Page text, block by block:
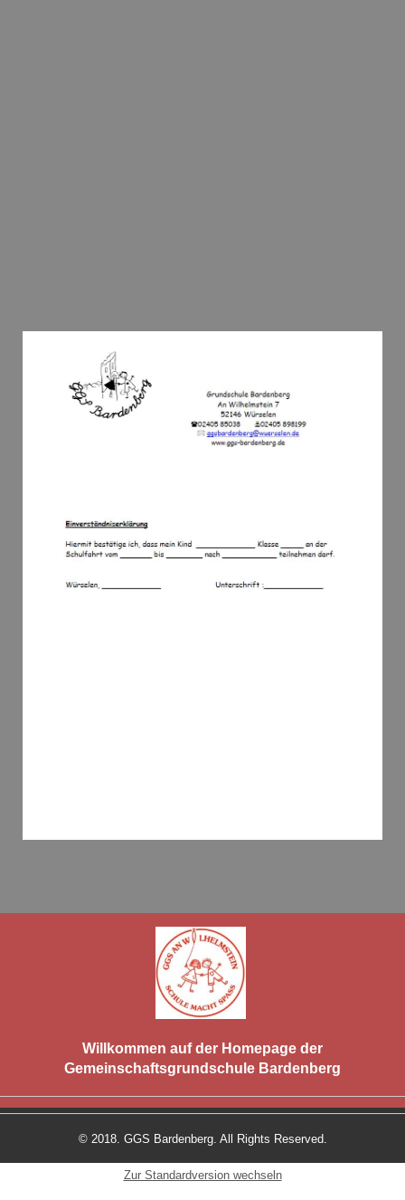
Willkommen auf der Homepage der
Gemeinschaftsgrundschule Bardenberg
© 2018. GGS Bardenberg. All Rights Reserved.
Zur Standardversion wechseln